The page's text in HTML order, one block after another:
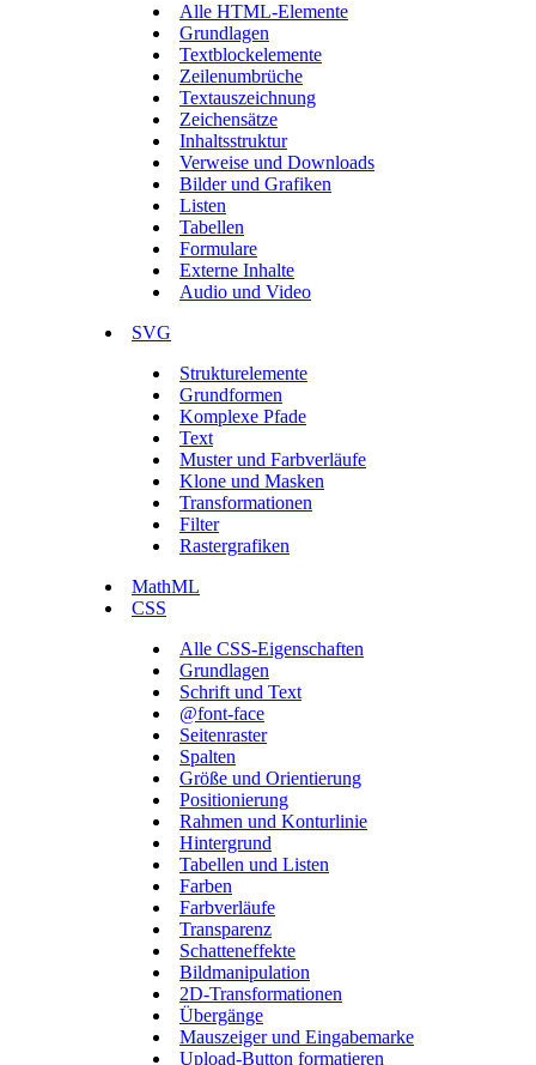
Alle HTML-Elemente
Grundlagen
Textblockelemente
Zeilenumbrüche
Textauszeichnung
Zeichensätze
Inhaltsstruktur
Verweise und Downloads
Bilder und Grafiken
Listen
Tabellen
Formulare
Externe Inhalte
Audio und Video
SVG
Strukturelemente
Grundformen
Komplexe Pfade
Text
Muster und Farbverläufe
Klone und Masken
Transformationen
Filter
Rastergrafiken
MathML
CSS
Alle CSS-Eigenschaften
Grundlagen
Schrift und Text
@font-face
Seitenraster
Spalten
Größe und Orientierung
Positionierung
Rahmen und Konturlinie
Hintergrund
Tabellen und Listen
Farben
Farbverläufe
Transparenz
Schatteneffekte
Bildmanipulation
2D-Transformationen
Übergänge
Mauszeiger und Eingabemarke
Upload-Button formatieren